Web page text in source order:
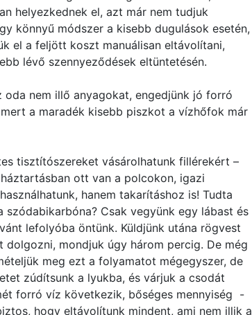
helyezkednek el, azt már nem tudjuk
könnyű módszer a kisebb dugulások esetén,
el a feljött koszt manuálisan eltávolítani,
lévő szennyeződések eltüntetésén.
nem illő anyagokat, engedjünk jó forró
a maradék kisebb piszkot a vízhőfok már
tisztítószereket vásárolhatunk fillérekért –
ott van a polcokon, igazi
hanem takarításhoz is! Tudta
Csak vegyünk egy lábast és
lefolyóba öntünk. Küldjünk utána rögvest
mondjuk úgy három percig. De még
meg ezt a folyamatot mégegyszer, de
zúdítsunk a lyukba, és várjuk a csodát
forró víz következik, bőséges mennyiség -
hogy eltávolítunk mindent, ami nem illik a